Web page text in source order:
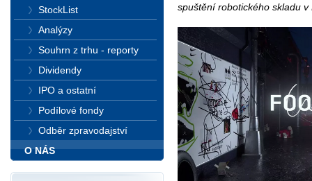
spuštění robotického skladu
StockList
Analýzy
Souhrn z trhu - reporty
Dividendy
IPO a ostatní
Podílové fondy
Odběr zpravodajství
O NÁS